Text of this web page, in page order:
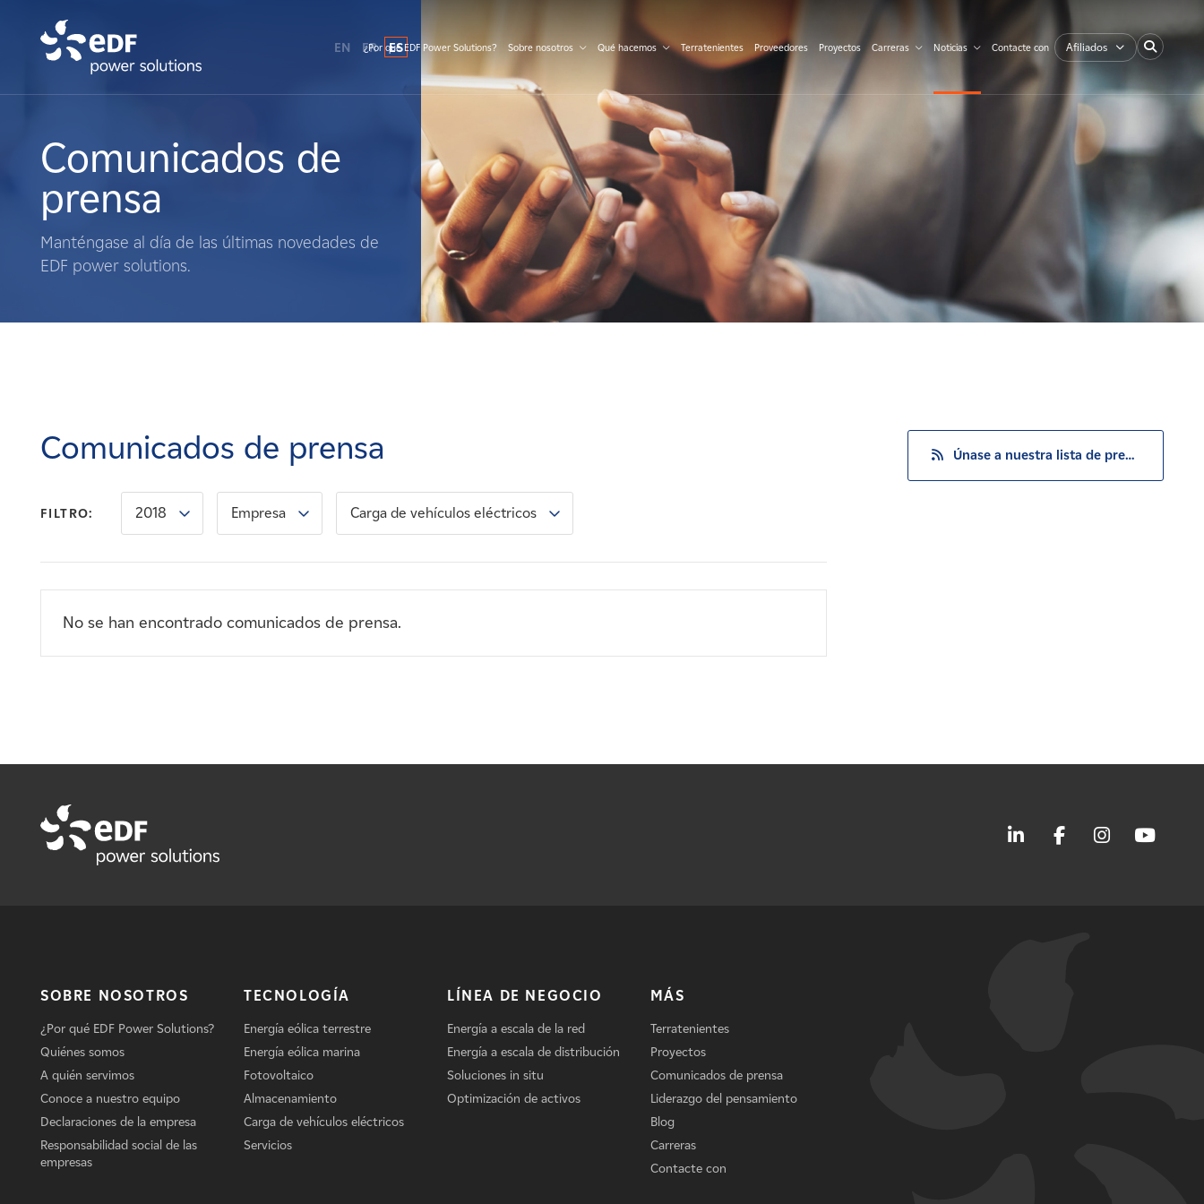
Qué hacemos
Terratenientes
Noticias
Contacte con
EN FR ES
¿Por qué EDF Power Solutions? Sobre nosotros Qué hacemos Terratenientes Proveedores Proyectos Carreras Noticias Contacte con Afiliados
Comunicados de
prensa
Manténgase al día de las últimas novedades de
EDF power solutions.
Comunicados de prensa
FILTRO: 2018 Empresa Carga de vehículos eléctricos
No se han encontrado comunicados de prensa.
Únase a nuestra lista de prensa
SOBRE NOSOTROS
¿Por qué EDF Power Solutions?
Quiénes somos
A quién servimos
Conoce a nuestro equipo
Declaraciones de la empresa
Responsabilidad social de las
empresas
TECNOLOGÍA
Energía eólica terrestre
Energía eólica marina
Fotovoltaico
Almacenamiento
Carga de vehículos eléctricos
Servicios
LÍNEA DE NEGOCIO
Energía a escala de la red
Energía a escala de distribución
Soluciones in situ
Optimización de activos
MÁS
Terratenientes
Proyectos
Comunicados de prensa
Liderazgo del pensamiento
Blog
Carreras
Contacte con